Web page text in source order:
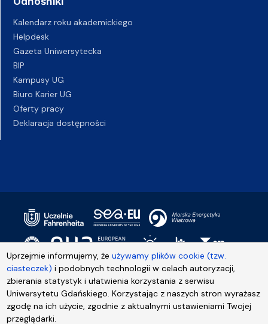
Uprzejmie informujemy, żeużywamy plików cookie (tzw.
ciasteczek) i podobnych technologii w celach autoryzacji,
zbierania statystyk i ułatwienia korzystania z serwisu
Uniwersytetu Gdańskiego. Korzystając z naszych stron wyrażasz
zgodę na ich użycie, zgodnie z aktualnymi ustawieniami Twojej
przeglądarki.
Kalendarz roku akademickiego
Helpdesk
Gazeta Uniwersytecka
BIP
Kampusy UG
Biuro Karier UG
Oferty pracy
Deklaracja dostępności